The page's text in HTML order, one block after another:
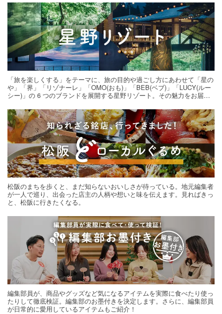
「旅を楽しくする」をテーマに、旅の目的や過ごし方にあわせて「星の
や」「界」「リゾナーレ」「OMO(おも)」「BEB(ベブ)」「LUCY(ルー
シー)」の 6 つのブランドを展開する星野リゾート。その魅力をお届け
松阪のまちを歩くと、まだ知らないおいしさが待っている。地元編集者
が一人で巡り、出会った店主の人柄や想いと味を伝えます。見ればきっ
と、松阪に行きたくなる。
編集部員が、商品やグッズなど気になるアイテムを実際に食べたり使っ
たりして徹底検証。編集部のお墨付きを決定します。さらに、編集部員
が日常的に愛用しているアイテムもご紹介！